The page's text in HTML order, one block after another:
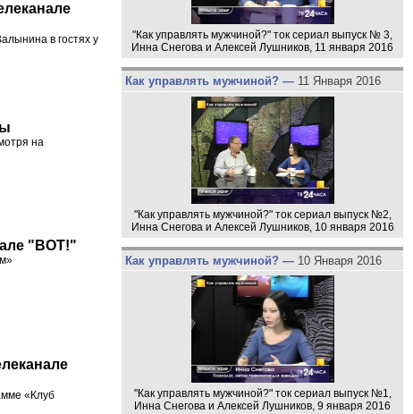
в гостях у
на
"ВОТ!"
«Клуб
"Как управлять мужчиной?" ток сериал выпуск № 3,
Инна Снегова и Алексей Лушников, 11 января 2016
Как управлять мужчиной? — 11 Января 2016
"Как управлять мужчиной?" ток сериал выпуск №2,
Инна Снегова и Алексей Лушников, 10 января 2016
Как управлять мужчиной? — 10 Января 2016
"Как управлять мужчиной?" ток сериал выпуск №1,
Инна Снегова и Алексей Лушников, 9 января 2016